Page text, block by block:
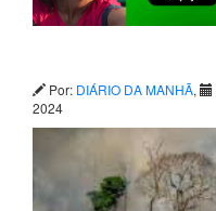
Por: DIÁRIO DA MANHÃ,
2024